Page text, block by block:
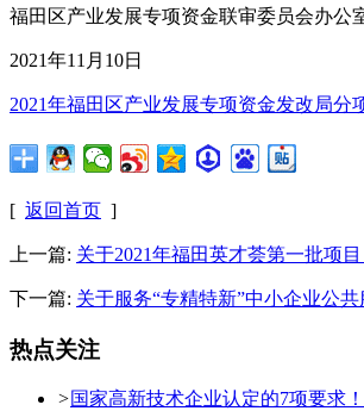
福田区产业发展专项资金联审委员会办公
2021年11月10日
2021年福田区产业发展专项资金发改局分
[ 返回首页 ]
上一篇: 关于2021年福田英才荟第一批项
下一篇: 关于服务“专精特新”中小企业公
热点关注
>国家高新技术企业认定的7项要求！